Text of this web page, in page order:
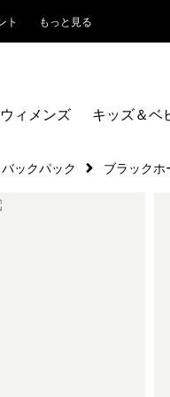
ト もっと見る
ウィメンズ キッズ＆ベ
ックパック ブラック